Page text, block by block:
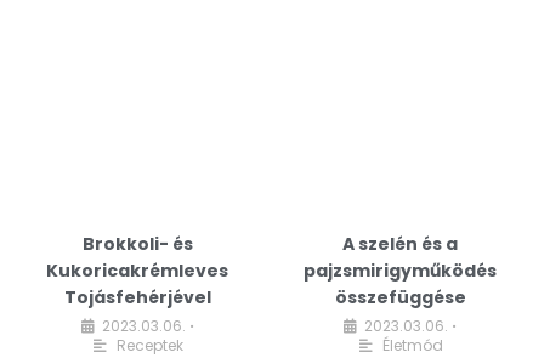
Brokkoli- és
Kukoricakrémleves
Tojásfehérjével
2023.03.06. •
Receptek
A szelén és a
pajzsmirigyműködés
összefüggése
2023.03.06. •
Életmód